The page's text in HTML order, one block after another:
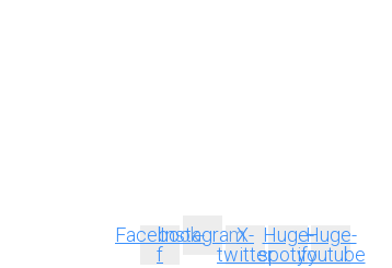
Facebook-
f
InstagramX-
twitter
Huge-
spotify
Huge-
youtube